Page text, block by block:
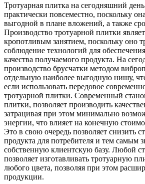
Тротуарная плитка на сегодняшний
практически повсеместно, поскольку
выгодной в плане вложений, а также
Производство тротуарной плитки
кропотливым занятием, поскольку оно
соблюдение технологий для
качества получаемого продукта. На
производство брусчатки методом
отдельную наиболее выгодную нишу,
если использовать передовое
тротуарной плитки. Современный
плитки, позволяет производить
затрацивая при этом минимально
энергии, что влияет на конечную
Это в свою очередь позволяет снизить
продукта для потребителя и тем самым
собственную клиентскую базу. Любой
позволяет изготавливать тротуарную
любого цвета, позволяя при этом
продукции.